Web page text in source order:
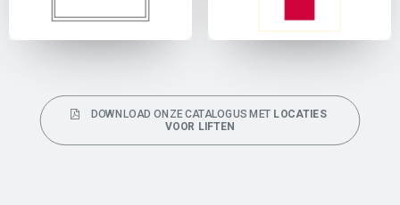
DOWNLOAD ONZE CATALOGUS MET LOCATIES
VOOR LIFTEN